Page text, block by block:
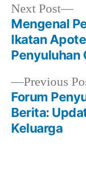
Post
Previous
Forum
Berita:
Keluarga
Next Post
Mengenal
Ikatan
Penyuluhan